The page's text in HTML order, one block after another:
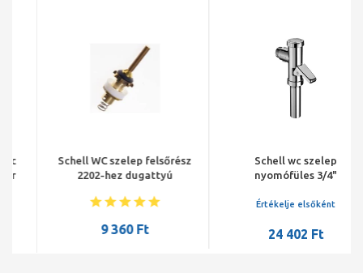
Schell WC szelep felsőrész
2202-hez dugattyú
9 360 Ft
Schell wc szelep
nyomófüles 3/4"
Értékelje elsőként
24 402 Ft